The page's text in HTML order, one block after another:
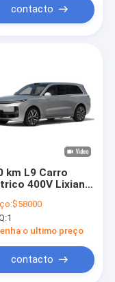
contacto
km L9 Carro
400V Lixiang
Design
$58000
1
o ultimo preço
contacto